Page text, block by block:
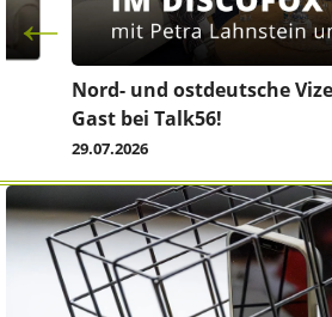
Nord- und ostdeutsche
Gast bei Talk56!
29.07.2026